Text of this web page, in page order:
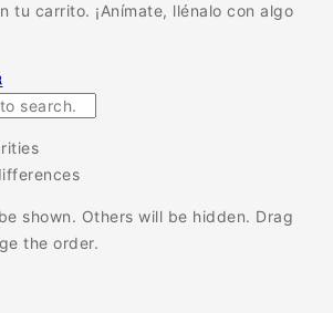
tu carrito. ¡Anímate, llénalo con algo
shown. Others will be hidden. Drag
the order.